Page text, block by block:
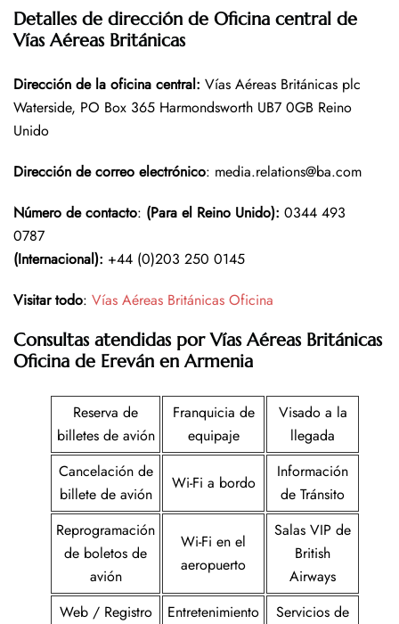
Detalles de dirección de Oficina central de
Vías Aéreas Británicas
Dirección de la oficina central: Vías Aéreas Británicas plc
Waterside, PO Box 365 Harmondsworth UB7 0GB Reino
Unido
Dirección de correo electrónico: media.relations@ba.com
Número de contacto: (Para el Reino Unido): 0344 493
0787
(Internacional): +44 (0)203 250 0145
Visitar todo: Vías Aéreas Británicas Oficina
Consultas atendidas por Vías Aéreas Británicas
Oficina de Ereván en Armenia
Reserva de
billetes de avión
Franquicia de
equipaje
Visado a la
llegada
Cancelación de
billete de avión
Wi-Fi a bordo
Información
de Tránsito
Reprogramación
de boletos de
avión
Wi-Fi en el
aeropuerto
Salas VIP de
British
Airways
Web / Registro
Entretenimiento
Servicios de